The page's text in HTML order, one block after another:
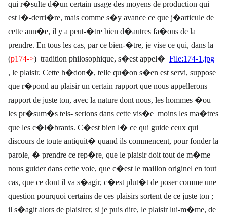
qui r�sulte d�un certain usage des moyens de production qui
est l�-derri�re, mais comme s�y avance ce que j�articule de
cette ann�e, il y a peut-�tre bien d�autres fa�ons de la
prendre. En tous les cas, par ce bien-�tre, je vise ce qui, dans la
(p174->) tradition philosophique, s�est appel� File:174-1.jpg
, le plaisir. Cette h�don�, telle qu�on s�en est servi, suppose
que r�pond au plaisir un certain rapport que nous appellerons
rapport de juste ton, avec la nature dont nous, les hommes �ou
les pr�sum�s tels- serions dans cette vis�e moins les ma�tres
que les c�l�brants. C�est bien l� ce qui guide ceux qui
discours de toute antiquit� quand ils commencent, pour fonder la
parole, � prendre ce rep�re, que le plaisir doit tout de m�me
nous guider dans cette voie, que c�est le maillon originel en tout
cas, que ce dont il va s�agir, c�est plut�t de poser comme une
question pourquoi certains de ces plaisirs sortent de ce juste ton ;
il s�agit alors de plaisirer, si je puis dire, le plaisir lui-m�me, de